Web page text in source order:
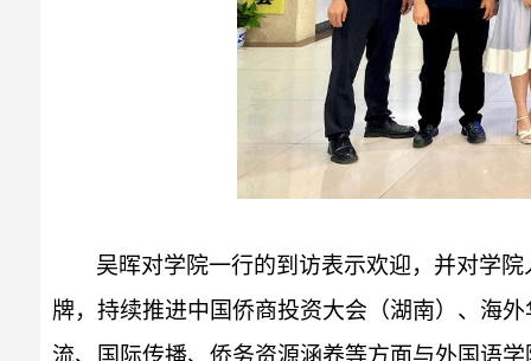
吴晖对学院一行的到访表示欢迎，并对学
牌，持续推进中国侨商投资大会（湖南）、海
流、国际传播、侨务资源涵养等方面与外国语